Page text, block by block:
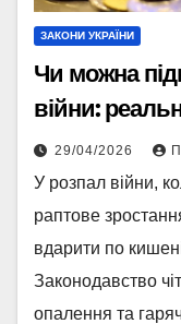
ЗАКОНИ УКРАЇНИ
Чи можна
війни:
29/04/2026
У розпал війни,
раптове
вдарити по
Законодавство
опалення та